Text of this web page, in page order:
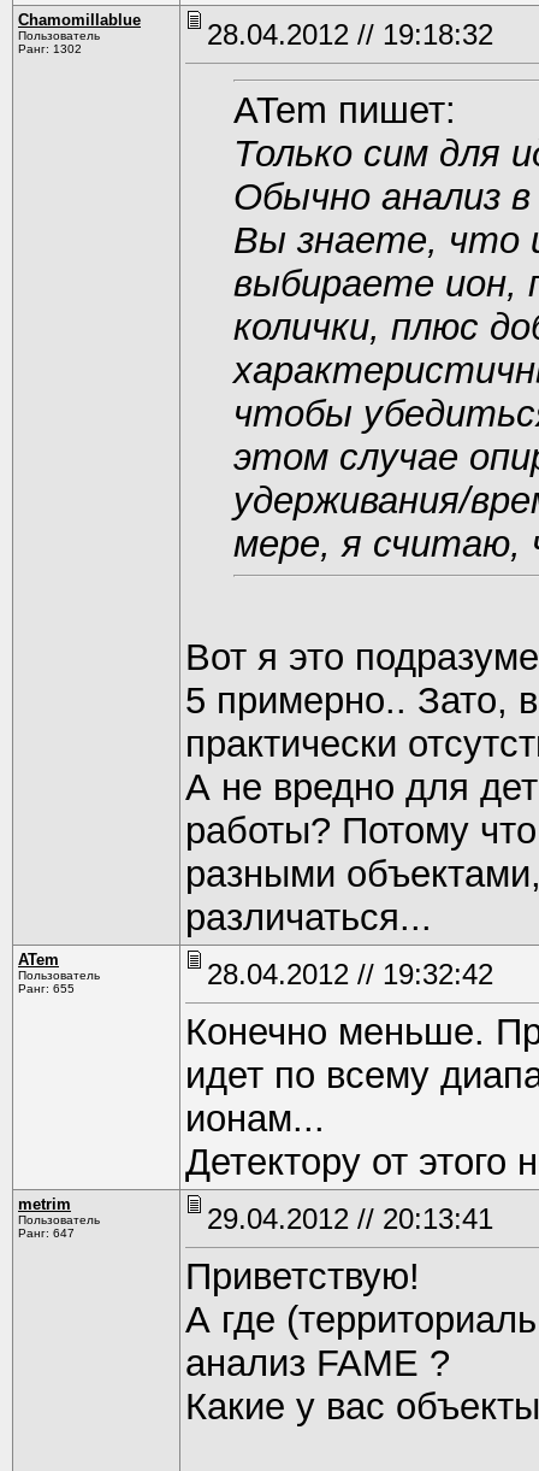
Chamomillablue
Пользователь
Ранг: 1302
28.04.2012 // 19:18:32
ATem пишет:
Только сим для
Обычно анализ
Вы знаете, что
выбираете ион,
колички, плюс
чтобы
этом случае
удерживания/
мере, я считаю,
Вот я это
5 примерно.. Зато,
практически
А не вредно для
работы? Потому
разными
различаться...
ATem
Пользователь
Ранг: 655
28.04.2012 // 19:32:42
Конечно меньше.
идет по всему
ионам...
Детектору от этого
metrim
Пользователь
Ранг: 647
29.04.2012 // 20:13:41
Приветствую!
А где
анализ FAME ?
Какие у вас